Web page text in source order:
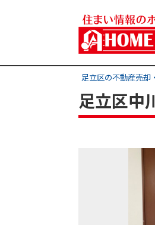
足立区の不動産売
足立区